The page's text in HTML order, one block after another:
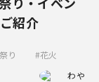
紹介
り
花火
わや